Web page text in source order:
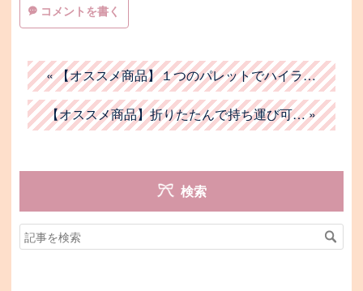
コメントを書く
«【オススメ商品】１つのパレットでハイラ…
【オススメ商品】折りたたんで持ち運び可…»
検索